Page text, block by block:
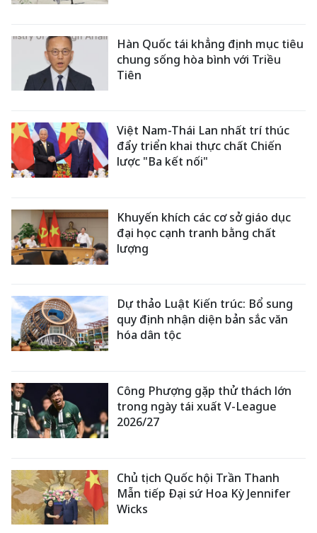
Hàn Quốc tái khẳng định mục tiêu
chung sống hòa bình với Triều
Tiên
Việt Nam-Thái Lan nhất trí thúc
đẩy triển khai thực chất Chiến
lược "Ba kết nối"
Khuyến khích các cơ sở giáo dục
đại học cạnh tranh bằng chất
lượng
Dự thảo Luật Kiến trúc: Bổ sung
quy định nhận diện bản sắc văn
hóa dân tộc
Công Phượng gặp thử thách lớn
trong ngày tái xuất V-League
2026/27
Chủ tịch Quốc hội Trần Thanh
Mẫn tiếp Đại sứ Hoa Kỳ Jennifer
Wicks